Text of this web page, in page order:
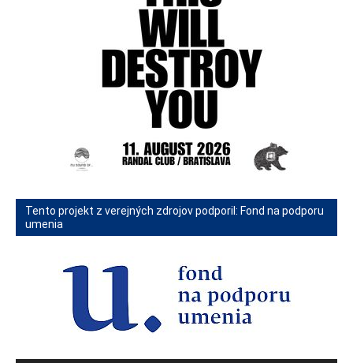
Tento projekt z verejných zdrojov podporil: Fond na podporu
umenia